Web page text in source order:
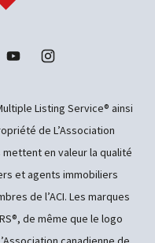
Listing Service® ainsi
de L’Association
mettent en valeur la qualité
et agents immobiliers
de l’ACI. Les marques
de même que le logo